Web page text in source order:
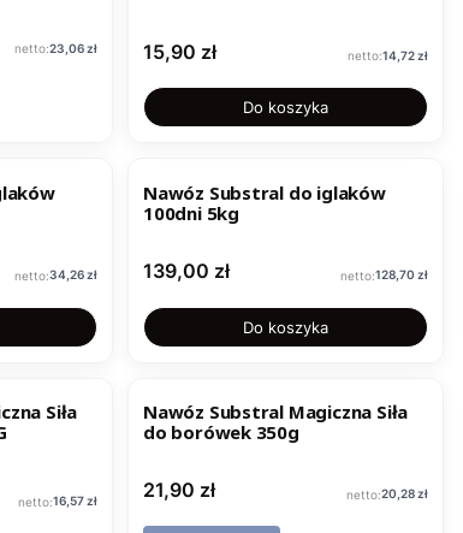
Cena
23,06 zł
Cena
15,90 zł Cena
14,72 zł
Do koszyka
Cena
34,26 zł
Nawóz Substral do iglaków
100dni 5kg
Cena
139,00 zł Cena
128,70 zł
Do koszyka
Siła
Cena
16,57 zł
Nawóz Substral Magiczna Siła
do borówek 350g
Cena
21,90 zł Cena
20,28 zł